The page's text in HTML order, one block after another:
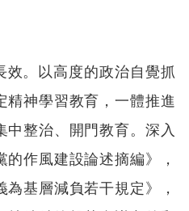
效。以高度的政治自覺抓
神學習教育，一體推進
整治、開門教育。深入
作風建設論述摘編》，
基層減負若干規定》，